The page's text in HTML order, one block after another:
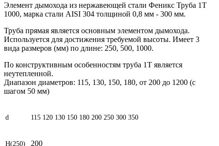
Элемент дымохода из нержавеющей стали Феникс Труба 1Т
1000, марка стали AISI 304 толщиной 0,8 мм - 300 мм.
Труба прямая является основным элементом дымохода.
Используется для достижения требуемой высоты. Имеет 3
вида размеров (мм) по длине: 250, 500, 1000.
По конструктивным особенностям труба 1Т является
неутепленной.
Диапазон диаметров: 115, 130, 150, 180, от 200 до 1200 (с
шагом 50 мм)
d 115 120 130 150 180 200 250 300 350
H(250) 200